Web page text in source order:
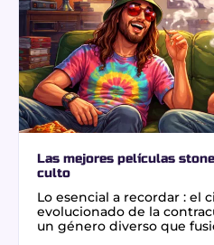
Las mejores películas
culto
Lo esencial a recordar : el
evolucionado de la
un género diverso que